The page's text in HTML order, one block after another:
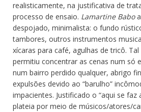
realisticamente, na justificativa de
processo de ensaio. Lamartine Babo
despojado, minimalista: o fundo
tambores, outros instrumentos
xícaras para café, agulhas de tricô.
permitiu concentrar as cenas num só
num bairro perdido qualquer, abrigo
expulsões devido ao “barulho”
impacientes. Justificado o “aqui se faz
plateia por meio de músicos/atores/